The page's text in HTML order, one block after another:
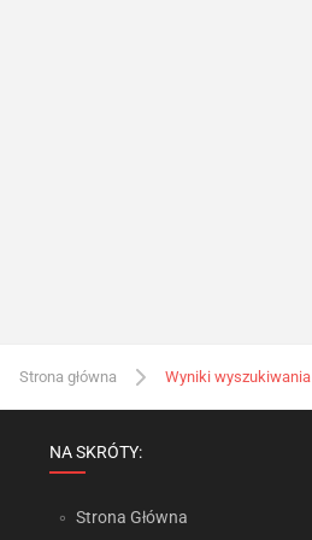
Strona główna Wyniki wyszukiwania
NA SKRÓTY:
Strona Główna